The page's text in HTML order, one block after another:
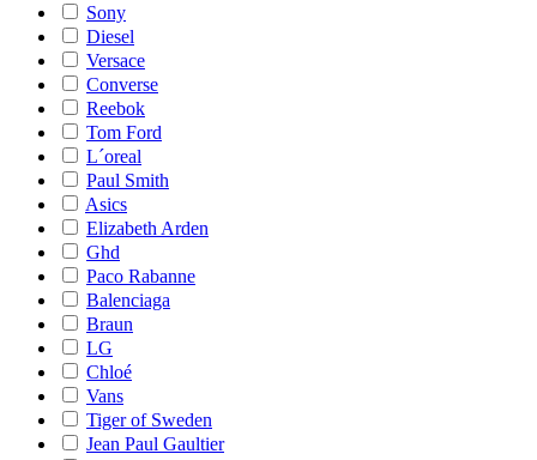
Sony
Diesel
Versace
Converse
Reebok
Tom Ford
L´oreal
Paul Smith
Asics
Elizabeth Arden
Ghd
Paco Rabanne
Balenciaga
Braun
LG
Chloé
Vans
Tiger of Sweden
Jean Paul Gaultier